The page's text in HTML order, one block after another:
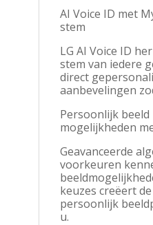
AI Voice ID met
stem
LG AI Voice ID
stem van iedere
direct
aanbevelingen
Persoonlijk
mogelijkheden
Geavanceerde
voorkeuren
keuzes creëert
persoonlijk
u.